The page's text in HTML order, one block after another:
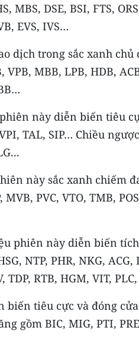
MBS, DSE, BSI, FTS,
EVS, IVS…
dịch trong sắc xanh chủ
VPB, MBB, LPB, HDB,
này diễn biến tiêu
TAL, SIP… Chiều
này sắc xanh chiếm
MVB, PVC, VTO, TMB,
phiên này diễn biến
NTP, PHR, NKG,
TDP, RTB, HGM, VIT,
tiêu cực và đóng
gồm BIC, MIG, PTI,